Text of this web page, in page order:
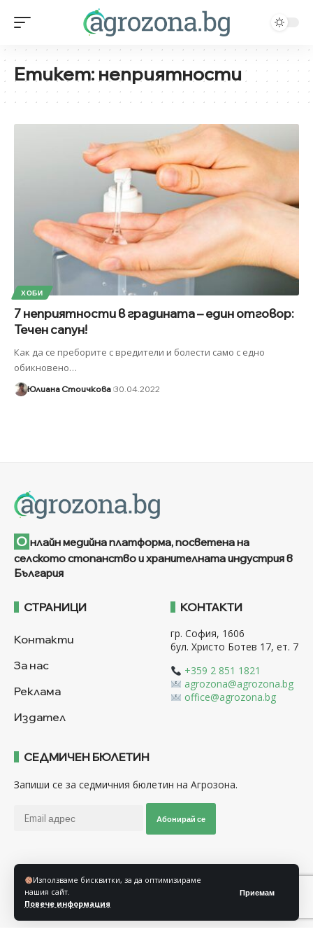
Използваме бисквитки, за да оптимизираме
нашия сайт.
Повече информация
Приемам
Етикет:неприятности
ХОБИ
7 неприятности в градината – един отговор:
Течен сапун!
Как да се преборите с вредители и болести само с едно
обикновено…
Юлиана Стоичкова 30.04.2022
О нлайн медийна платформа, посветена на
селското стопанство и хранителната индустрия в
България
СТРАНИЦИ
Контакти
За нас
Реклама
Издател
КОНТАКТИ
гр. София, 1606
бул. Христо Ботев 17, ет. 7
+359 2 851 1821
agrozona@agrozona.bg
office@agrozona.bg
СЕДМИЧЕН БЮЛЕТИН
Запиши се за седмичния бюлетин на Агрозона.
Абонирай се
Последвайте ни